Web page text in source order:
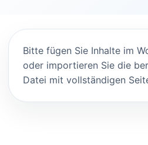
Bitte fügen Sie Inhalte im
oder importieren Sie die
Datei mit vollständigen